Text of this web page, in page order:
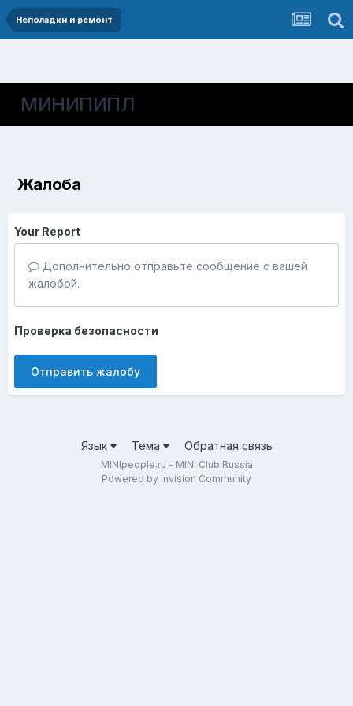
Неполадки и ремонт
МИНИПИПЛ
Жалоба
Your Report
Дополнительно отправьте сообщение с вашей
жалобой.
Проверка безопасности
Отправить жалобу
Язык Тема Обратная связь
MINIpeople.ru - MINI Club Russia
Powered by Invision Community